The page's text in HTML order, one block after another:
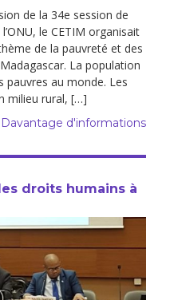
de la 34e session de
le CETIM organisait
de la pauvreté et des
La population
pauvres au monde. Les
milieu rural, […]
Davantage d'informations
droits humains à